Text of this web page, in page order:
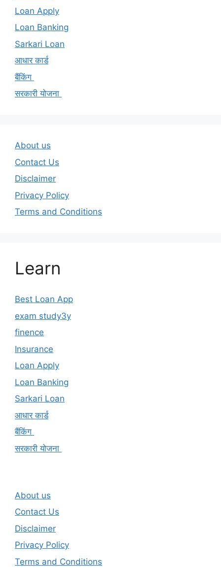
Loan Apply
Loan Banking
Sarkari Loan
आधार कार्ड
बैंकिंग
सरकारी योजना
About us
Contact Us
Disclaimer
Privacy Policy
Terms and Conditions
Learn
Best Loan App
exam study3y
finence
Insurance
Loan Apply
Loan Banking
Sarkari Loan
आधार कार्ड
बैंकिंग
सरकारी योजना
About us
Contact Us
Disclaimer
Privacy Policy
Terms and Conditions